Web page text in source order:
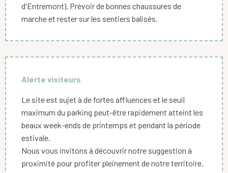
d'Entremont). Prévoir de bonnes chaussures de
marche et rester sur les sentiers balisés.
Alerte visiteurs
Le site est sujet à de fortes affluences et le seuil
maximum du parking peut-être rapidement atteint les
beaux week-ends de printemps et pendant la période
estivale.
Nous vous invitons à découvrir notre suggestion à
proximité pour profiter pleinement de notre territoire.